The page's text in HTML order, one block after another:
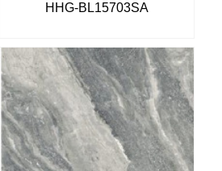
HHG-BL15703SA